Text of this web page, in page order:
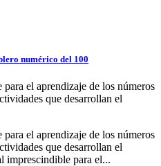
numérico del 100
el aprendizaje de los números
que desarrollan el
el aprendizaje de los números
que desarrollan el
imprescindible para el...